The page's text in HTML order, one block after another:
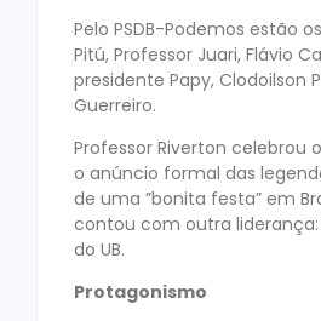
Pelo PSDB-Podemos estão
Pitú, Professor Juari, Flávio
presidente Papy, Clodoilson
Guerreiro.
Professor Riverton celebrou
o anúncio formal das
de uma ”bonita festa” em
contou com outra liderança:
do UB.
Protagonismo